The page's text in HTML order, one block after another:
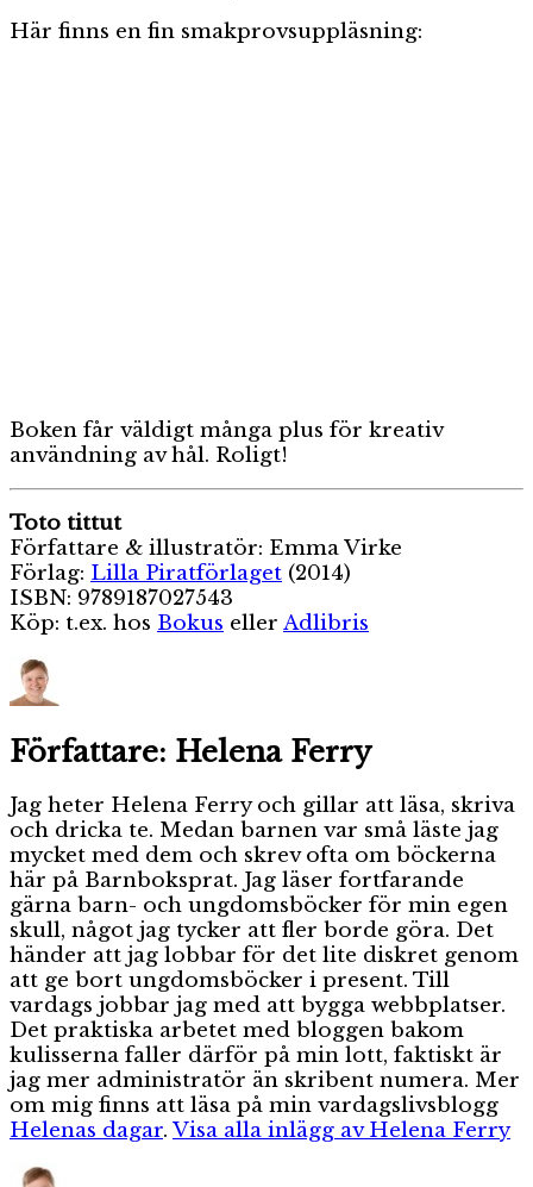
Här finns en fin smakprovsuppläsning:
Boken får väldigt många plus för kreativ
användning av hål. Roligt!
Toto tittut
Författare & illustratör: Emma Virke
Förlag: Lilla Piratförlaget (2014)
ISBN: 9789187027543
Köp: t.ex. hos Bokus eller Adlibris
Författare: Helena Ferry
Jag heter Helena Ferry och gillar att läsa, skriva
och dricka te. Medan barnen var små läste jag
mycket med dem och skrev ofta om böckerna
här på Barnboksprat. Jag läser fortfarande
gärna barn- och ungdomsböcker för min egen
skull, något jag tycker att fler borde göra. Det
händer att jag lobbar för det lite diskret genom
att ge bort ungdomsböcker i present. Till
vardags jobbar jag med att bygga webbplatser.
Det praktiska arbetet med bloggen bakom
kulisserna faller därför på min lott, faktiskt är
jag mer administratör än skribent numera. Mer
om mig finns att läsa på min vardagslivsblogg
Helenas dagar. Visa alla inlägg av Helena Ferry